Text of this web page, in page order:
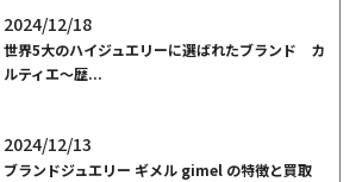
2024/12/18
世界5大のハイジュエリーに選ばれたブランド カ
ルティエ～歴...
2024/12/13
ブランドジュエリー ギメル gimel の特徴と買取